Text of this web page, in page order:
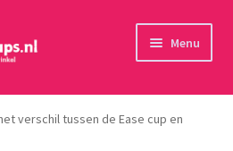
Menu
verschil tussen de Ease cup en